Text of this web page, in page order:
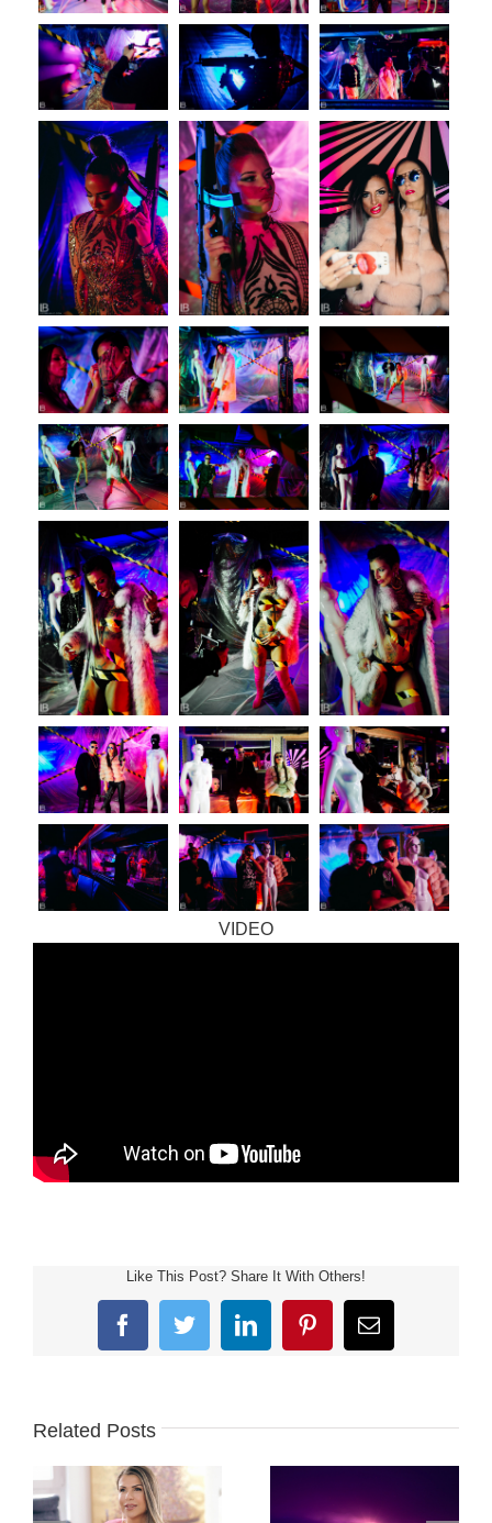
VIDEO
Like This Post? Share It With Others!
FacebookTwitterLinkedInPinterestEmail
Related Posts
PLANINA RTANJ –